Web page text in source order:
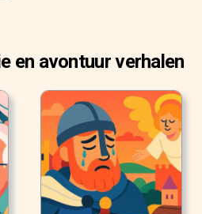
en avontuur verhalen